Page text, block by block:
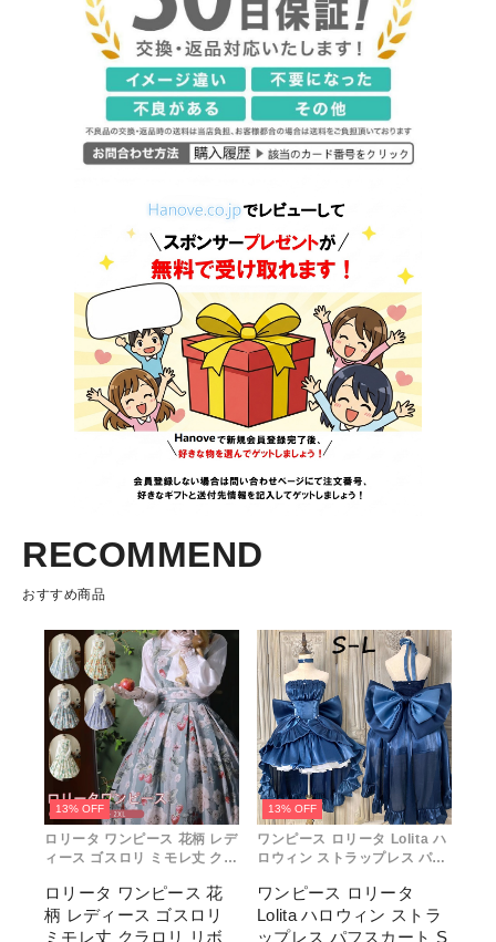
RECOMMEND
おすすめ商品
13% OFF
ロリータ ワンピース 花柄 レデ
ィース ゴスロリ ミモレ丈 クラ
ウエスト ロリィタファッショ
ン レトロ風 クラシカル 上品
かわいい 日常着 通勤 お出かけ
ロリータ ワンピース 花
柄 レディース ゴスロリ
ミモレ丈 クラロリ リボ
13% OFF
ワンピース ロリータ Lolita ハ
ロウィン ストラップレス パフ
プレ パーティー プレゼント レ
ディース コスチューム プリン
セス ロマンティック ブル ドレ
ワンピース ロリータ
Lolita ハロウィン ストラ
ップレス パフスカート S